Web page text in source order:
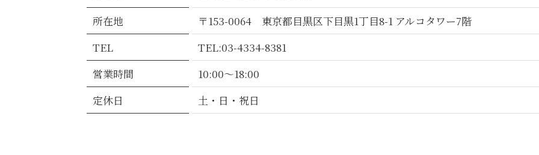
会計監査 進め方
会計監査 通らない
会計監査 やり方
会計監査 する
会計監査人 任期
会計監査 受けること
管理会計 いつから
人材育成 課題
吸収合併 手続き
人材育成 マネジメント
所在地
〒153-0064 東京都目黒区下目黒1丁目8-1 アルコタワー7階
TEL
TEL:03-4334-8381
営業時間
10:00～18:00
定休日
土・日・祝日